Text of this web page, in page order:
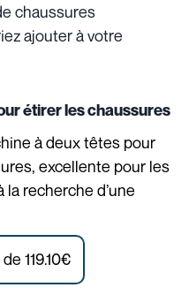
chaussures
ajouter à votre
étirer les chaussures
à deux têtes pour
excellente pour les
recherche d’une
119.10€